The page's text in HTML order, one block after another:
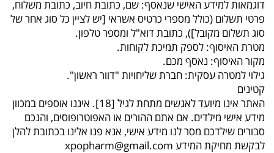
דוגמאות למידע האישי שנאסף: שם, כתובת חיוב, כתובת משלוח,
פרטי תשלום (כולל מספרי כרטיס אשראי [יש לציין כל סוג אחר של
סוג תשלום מקובל]), כתובת דוא"ל ומספר טלפון.
מטרת האיסוף: לספק תמיכת לקוחות.
מקור האיסוף: נאסף מכם.
גילוי למטרה עסקית: חברת שליחויות "דוור ראשון".
קטינים
האתר אינו מיועד לאנשים מתחת לגיל [18]. איננו אוספים במכוון
מידע אישי מילדים. אם אתם ההורים או האפוטרופוסים, והנכם
סבורים שילדכם מסר לנו מידע אישי, אנא פנו אלינו בכתובת להלן
לבקשת מחיקת המידע xpopharm@gmail.com